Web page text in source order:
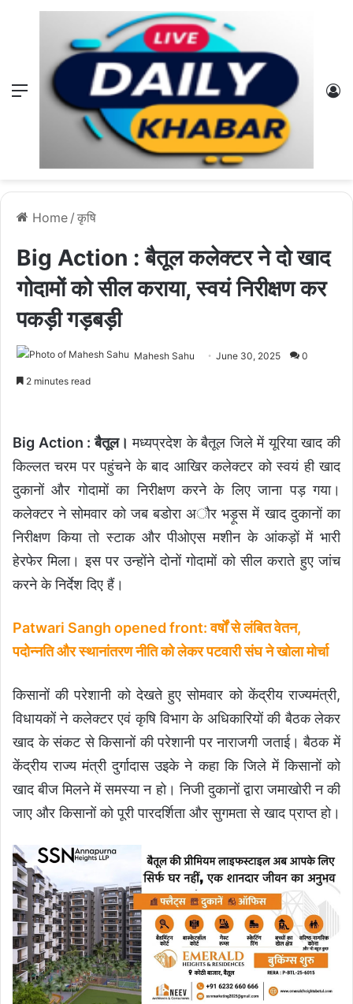
Menu
Home / कृषि
Big Action : बैतूल कलेक्टर ने दो खाद
गोदामों को सील कराया, स्वयं निरीक्षण कर
पकड़ी गड़बड़ी
Mahesh Sahu June 30, 2025 0
2 minutes read
Big Action : बैतूल। मध्यप्रदेश के बैतूल जिले में यूरिया खाद की
किल्लत चरम पर पहुंचने के बाद आखिर कलेक्टर को स्वयं ही खाद
दुकानों और गोदामों का निरीक्षण करने के लिए जाना पड़ गया।
कलेक्टर ने साेमवार को जब बडोरा अौर भड़ूस में खाद दुकानों का
निरीक्षण किया तो स्टाक और पीओएस मशीन के आंकड़ों में भारी
हेरफेर मिला। इस पर उन्होंने दोनों गोदामों को सील कराते हुए जांच
करने के निर्देश दिए हैं।
Patwari Sangh opened front: वर्षों से लंबित वेतन,
पदोन्नति और स्थानांतरण नीति को लेकर पटवारी संघ ने खोला मोर्चा
किसानों की परेशानी को देखते हुए सोमवार को केंद्रीय राज्यमंत्री,
विधायकों ने कलेक्टर एवं कृषि विभाग के अधिकारियों की बैठक लेकर
खाद के संकट से किसानों की परेशानी पर नाराजगी जताई। बैठक में
केंद्रीय राज्य मंत्री दुर्गादास उइके ने कहा कि जिले में किसानों को
खाद बीज मिलने में समस्या न हो। निजी दुकानों द्वारा जमाखोरी न की
जाए और किसानों को पूरी पारदर्शिता और सुगमता से खाद प्राप्त हो।